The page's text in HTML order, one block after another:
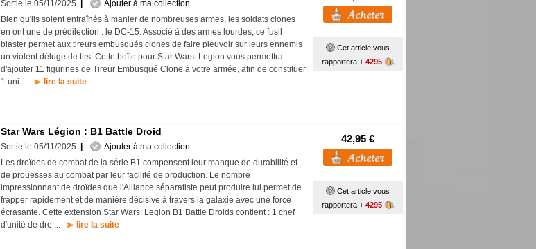
Sortie le 05/11/2025
Ajouter à ma collection
Bien qu'ils soient entraînés à manier de nombreuses armes, les soldats clones
en ont une de prédilection : le DC-15. Associé à des armes lourdes, ce fusil
blaster permet aux tireurs embusqués clones de faire pleuvoir sur leurs ennemis
un violent déluge de tirs. Cette boîte pour Star Wars: Legion vous permettra
d'ajouter 11 figurines de Tireur Embusqué Clone à votre armée, afin de constituer
1 uni ...
lire la suite
Cet article vous
rapportera + 4295
Star Wars Légion : B1 Battle Droid
Sortie le 05/11/2025
Ajouter à ma collection
Les droïdes de combat de la série B1 compensent leur manque de durabilité et
de prouesses au combat par leur facilité de production. Le nombre
impressionnant de droïdes que l'Alliance séparatiste peut produire lui permet de
frapper rapidement et de manière décisive à travers la galaxie avec une force
écrasante. Cette extension Star Wars: Legion B1 Battle Droids contient : 1 chef
d'unité de dro ...
lire la suite
42,95 €
Cet article vous
rapportera + 4295